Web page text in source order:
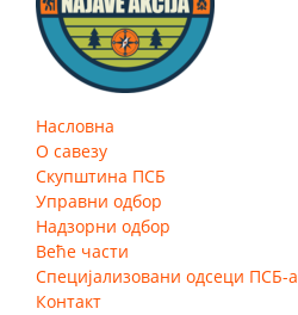
Насловна
О савезу
Скупштина ПСБ
Управни одбор
Надзорни одбор
Веће части
Специјализовани одсеци ПСБ-а
Контакт